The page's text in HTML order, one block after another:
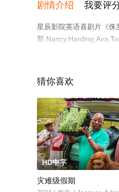
剧情介绍 我要评
星辰影院英语喜剧片《侏
斯
猜你喜欢
HD中字
灾难级假期